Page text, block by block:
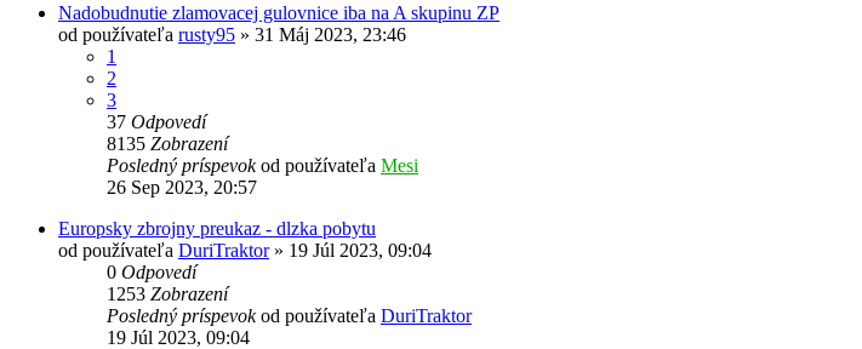
Nadobudnutie zlamovacej gulovnice iba na A skupinu ZP
od používateľa rusty95 » 31 Máj 2023, 23:46
1
2
3
37 Odpovedí
8135 Zobrazení
Posledný príspevokod používateľa Mesi
26 Sep 2023, 20:57
Europsky zbrojny preukaz - dlzka pobytu
od používateľa DuriTraktor» 19 Júl 2023, 09:04
0 Odpovedí
1253 Zobrazení
Posledný príspevokod používateľa DuriTraktor
19 Júl 2023, 09:04